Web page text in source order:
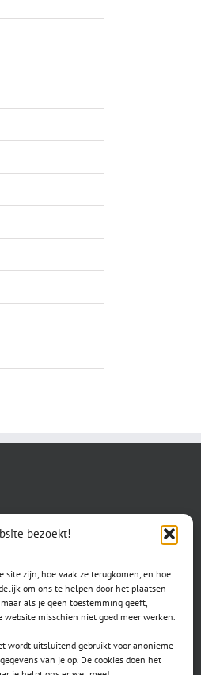
bezoekt!
zijn, hoe vaak ze terugkomen, en hoe
om ons te helpen door het plaatsen
als je geen toestemming geeft,
misschien niet goed meer werken.
wordt uitsluitend gebruikt voor anonieme
van je op. De cookies doen het